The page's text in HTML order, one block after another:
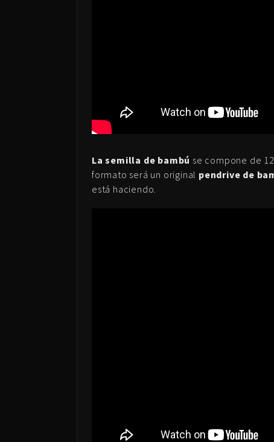
La semilla de bambú se compone de
formato será un original pendrive de
está haciendo.